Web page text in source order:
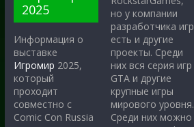
2025
Информация о
выставке
Игромир 2025,
который
проходит
совместно с
Comic Con Russia
но у компании
разработчика игр
есть и другие
проекты. Среди
них вся серия игр
GTA и другие
крупные игры
мирового уровня.
Среди них можно